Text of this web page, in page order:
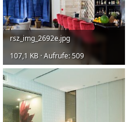
rsz_img_2692e.jpg
107,1 KB · Aufrufe: 509